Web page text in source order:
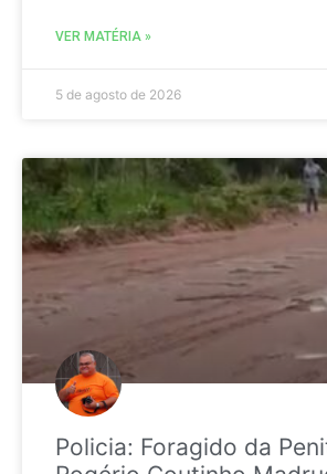
VER MATÉRIA »
5 de agosto de 2026
Policia: Foragido da